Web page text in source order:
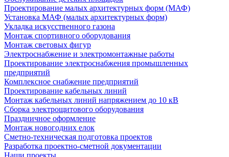
Проектирование малых архитектурных форм (МАФ)
Установка МАФ (малых архитектурных форм)
Укладка искусственного газона
Монтаж спортивного оборудования
Монтаж световых фигур
Электроснабжение и электромонтажные работы
Проектирование электроснабжения промышленных
предприятий
Комплексное снабжение предприятий
Проектирование кабельных линий
Монтаж кабельных линий напряжением до 10 кВ
Сборка электрощитового оборудования
Праздничное оформление
Монтаж новогодних елок
Сметно-техническая подготовка проектов
Разработка проектно-сметной документации
Наши проекты